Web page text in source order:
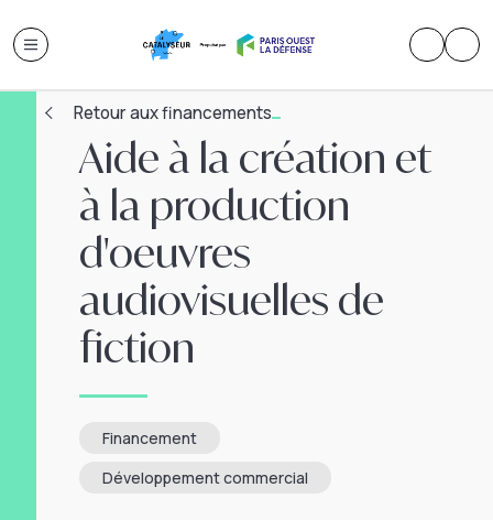
Retour aux financements
Aide à la création et
à la production
d'oeuvres
audiovisuelles de
fiction
Financement
Développement commercial